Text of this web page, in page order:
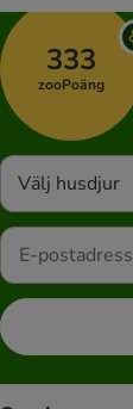
333
zooPoäng
Välj husdjur